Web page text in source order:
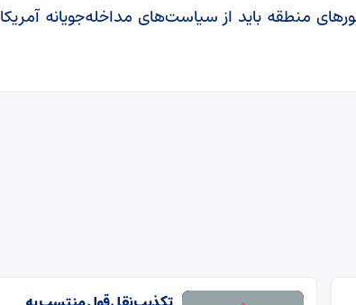
منطقه باید از سیاست‌های مداخله‌جویانه آمریکا